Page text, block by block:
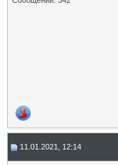
11.01.2021, 12:14